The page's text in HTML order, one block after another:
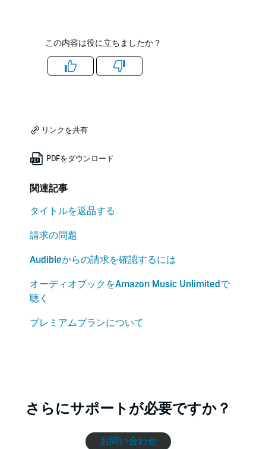
この内容は役に立ちましたか？
Like Dislike
リンクを共有
PDFをダウンロード
関連記事
タイトルを返品する
請求の問題
Audibleからの請求を確認するには
オーディオブックをAmazon Music Unlimitedで
聴く
プレミアムプランについて
さらにサポートが必要ですか？
お問い合わせ